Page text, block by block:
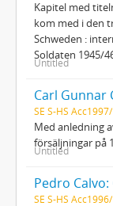
Kapitel med
kom med i den
Schweden :
Soldaten 1945/
Untitled
SE S-HS
Med anledning
försäljningar på
Untitled
SE S-HS